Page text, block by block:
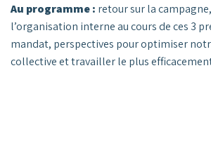
Au programme : retour sur la
l’organisation interne au cours de ces 3
mandat, perspectives pour optimiser
collective et travailler le plus